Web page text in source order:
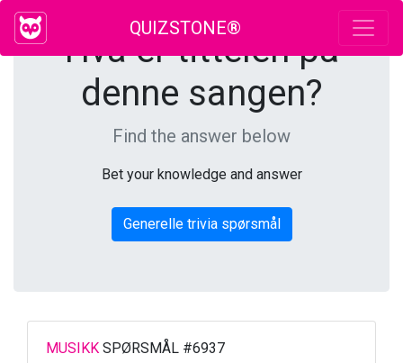
QUIZSTONE®
Hva er tittelen på
denne sangen?
Find the answer below
Bet your knowledge and answer
Generelle trivia spørsmål
MUSIKK SPØRSMÅL #6937